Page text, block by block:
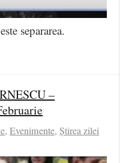
separarea.
–
,Evenimente,Știrea zilei